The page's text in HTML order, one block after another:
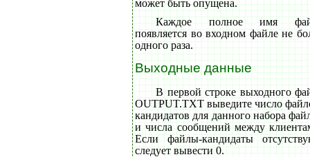
может быть опущена.
Каждое полное имя
появляется во входном файле не
одного раза.
Выходные данные
В первой строке выходного
OUTPUT.TXT выведите число
кандидатов для данного набора
и числа сообщений между
Если файлы-кандидаты
следует вывести 0.